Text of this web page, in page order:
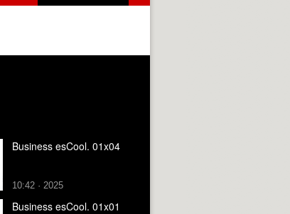
Business esCool. 01x04
10:42 · 2025
Business esCool. 01x01